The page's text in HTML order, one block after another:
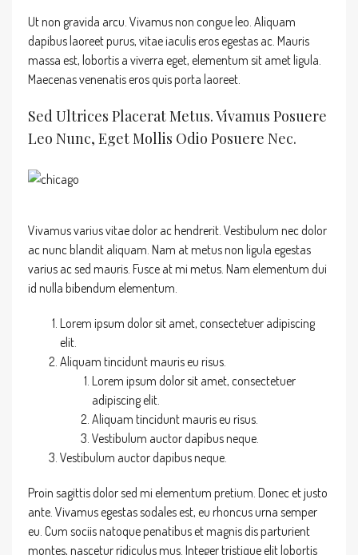
Ut non gravida arcu. Vivamus non congue leo. Aliquam
dapibus laoreet purus, vitae iaculis eros egestas ac. Mauris
massa est, lobortis a viverra eget, elementum sit amet ligula.
Maecenas venenatis eros quis porta laoreet.
Sed Ultrices Placerat Metus. Vivamus Posuere
Leo Nunc, Eget Mollis Odio Posuere Nec.
Vivamus varius vitae dolor ac hendrerit. Vestibulum nec dolor
ac nunc blandit aliquam. Nam at metus non ligula egestas
varius ac sed mauris. Fusce at mi metus. Nam elementum dui
id nulla bibendum elementum.
Lorem ipsum dolor sit amet, consectetuer adipiscing
elit.
Aliquam tincidunt mauris eu risus.
Lorem ipsum dolor sit amet, consectetuer
adipiscing elit.
Aliquam tincidunt mauris eu risus.
Vestibulum auctor dapibus neque.
Vestibulum auctor dapibus neque.
Proin sagittis dolor sed mi elementum pretium. Donec et justo
ante. Vivamus egestas sodales est, eu rhoncus urna semper
eu. Cum sociis natoque penatibus et magnis dis parturient
montes, nascetur ridiculus mus. Integer tristique elit lobortis